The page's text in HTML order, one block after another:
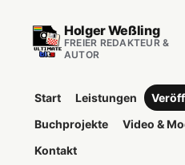
Holger Weßling
FREIER REDAKTEUR &
AUTOR
Start Leistungen
Buchprojekte
Video &
Kontakt